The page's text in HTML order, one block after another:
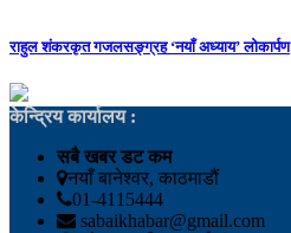
राहुल शंकरकृत गजलसङ्ग्रह ‘नयाँ अध्याय’ लोकार्पण
केन्द्रिय कार्यालय :
सबै खबर डट कम
नयाँ बानेश्वर, काठमाडौं
01-4115444
sabaikhabar@gmail.com